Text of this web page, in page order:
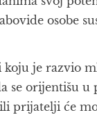
osobe
je razvio
se orijentišu
prijatelji će